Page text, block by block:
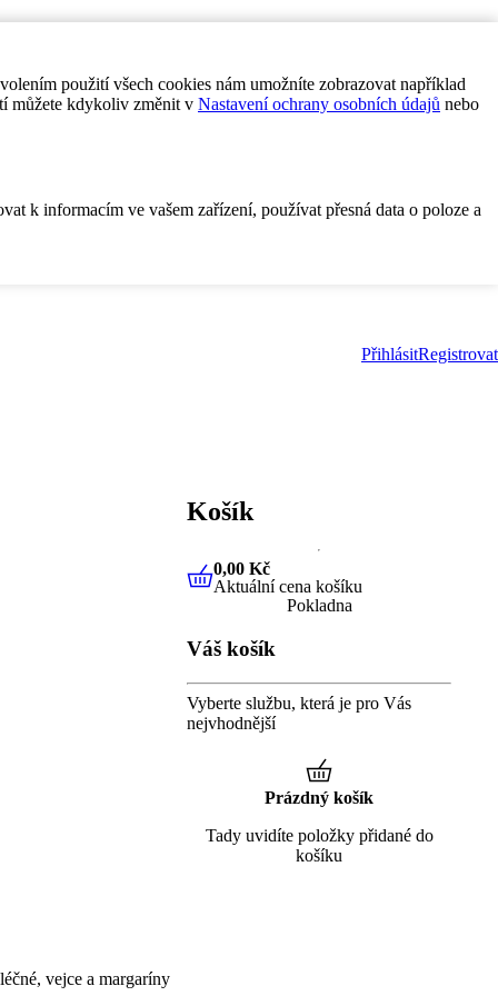
použití všech cookies nám umožníte zobrazovat například
můžete kdykoliv změnit v Nastavení ochrany osobních údajů nebo
k informacím ve vašem zařízení, používat přesná data o poloze a
PřihlásitRegistrovat
vejce a margaríny
Košík
0,00 KčAktuální cena košíku
0,00 Kč
Aktuální cena košíku
Pokladna
Váš košík
Vyberte službu, která je pro Vás
nejvhodnější
Prázdný košík
Tady uvidíte položky přidané do
košíku